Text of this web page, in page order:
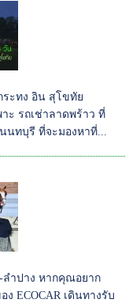
ระทง อิน สุโขทัย
ะ รถเช่าลาดพร้าว ที่
นทบุรี ที่จะมองหาที่...
ลำปาง หากคุณอยาก
ง ECOCAR เดินทางรับ